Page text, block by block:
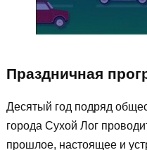
Праздничная
Десятый год подряд
города Сухой Лог
прошлое, настоящее и